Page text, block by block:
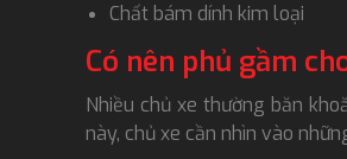
Chất bám dính kim loại
Có nên phủ gầm
Nhiều chủ xe thường băn
này, chủ xe cần nhìn vào